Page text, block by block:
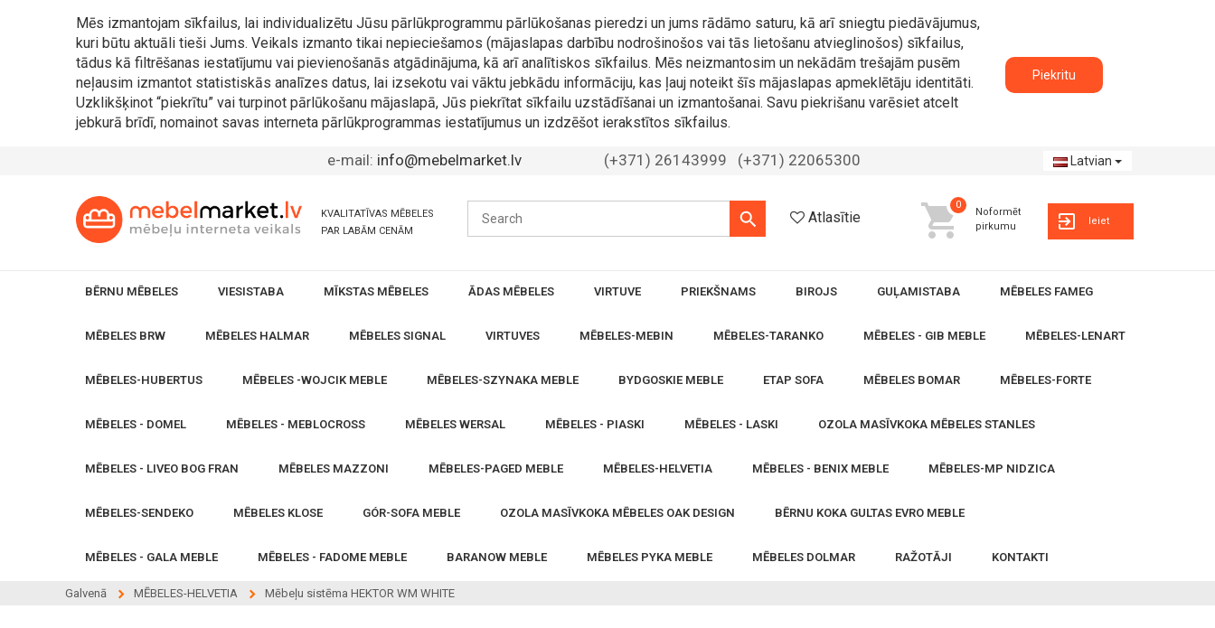
Mēs izmantojam sīkfailus, lai individualizētu Jūsu pārlūkprogrammu pārlūkošanas pieredzi un jums rādāmo saturu, kā arī sniegtu piedāvājumus,
kuri būtu aktuāli tieši Jums. Veikals izmanto tikai nepieciešamos (mājaslapas darbību nodrošinošos vai tās lietošanu atvieglinošos) sīkfailus,
tādus kā filtrēšanas iestatījumu vai pievienošanās atgādinājuma, kā arī analītiskos sīkfailus. Mēs neizmantosim un nekādām trešajām pusēm
neļausim izmantot statistiskās analīzes datus, lai izsekotu vai vāktu jebkādu informāciju, kas ļauj noteikt šīs mājaslapas apmeklētāju identitāti.
Uzklikšķinot “piekrītu” vai turpinot pārlūkošanu mājaslapā, Jūs piekrītat sīkfailu uzstādīšanai un izmantošanai. Savu piekrišanu varēsiet atcelt
jebkurā brīdī, nomainot savas interneta pārlūkprogrammas iestatījumus un izdzēšot ierakstītos sīkfailus.
Piekritu
e-mail: info@mebelmarket.lv (+371) 26143999 (+371) 22065300 Latvian
KVALITATĪVAS MĒBELES
PAR LABĀM CENĀM
Atlasītie
0
Noformēt
pirkumu
Ieiet
BĒRNU MĒBELES VIESISTABA MĪKSTAS MĒBELES ĀDAS MĒBELES VIRTUVE PRIEKŠNAMS BIROJS GUĻAMISTABA MĒBELES FAMEG
MĒBELES BRW MĒBELES HALMAR MĒBELES SIGNAL VIRTUVES MĒBELES-MEBIN MĒBELES-TARANKO MĒBELES - GIB MEBLE MĒBELES-LENART
MĒBELES-HUBERTUS MĒBELES -WOJCIK MEBLE MĒBELES-SZYNAKA MEBLE BYDGOSKIE MEBLE ETAP SOFA MĒBELES BOMAR MĒBELES-FORTE
MĒBELES - DOMEL MĒBELES - MEBLOCROSS MĒBELES WERSAL MĒBELES - PIASKI MĒBELES - LASKI OZOLA MASĪVKOKA MĒBELES STANLES
MĒBELES - LIVEO BOG FRAN MĒBELES MAZZONI MĒBELES-PAGED MEBLE MĒBELES-HELVETIA MĒBELES - BENIX MEBLE MĒBELES-MP NIDZICA
MĒBELES-SENDEKO MĒBELES KLOSE GÓR-SOFA MEBLE OZOLA MASĪVKOKA MĒBELES OAK DESIGN BĒRNU KOKA GULTAS EVRO MEBLE
MĒBELES - GALA MEBLE MĒBELES - FADOME MEBLE BARANOW MEBLE MĒBELES PYKA MEBLE MĒBELES DOLMAR RAŽOTĀJI KONTAKTI
Galvenā MĒBELES-HELVETIA Mēbeļu sistēma HEKTOR WM WHITE